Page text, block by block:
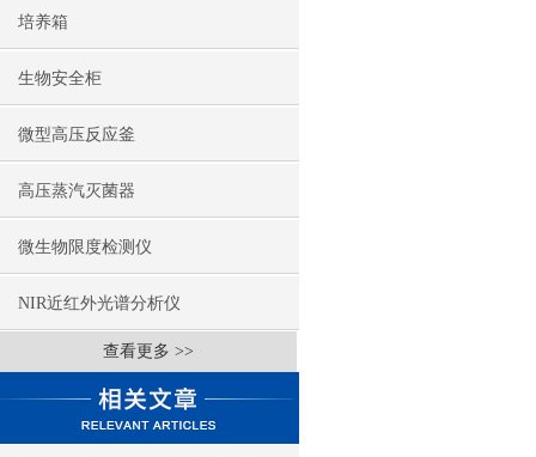
培养箱
生物安全柜
微型高压反应釜
高压蒸汽灭菌器
微生物限度检测仪
NIR近红外光谱分析仪
查看更多 >>